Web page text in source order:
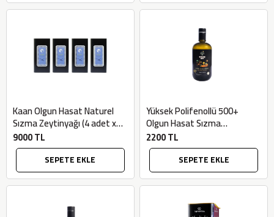
Kaan Olgun Hasat Naturel
Sızma Zeytinyağı (4 adet x
5lt) - Bilgem Zeytincilik
9000 TL
SEPETE EKLE
Yüksek Polifenollü 500+
Olgun Hasat Sızma
Zeytinyağı (750ml) - Tolio
Farm
2200 TL
SEPETE EKLE